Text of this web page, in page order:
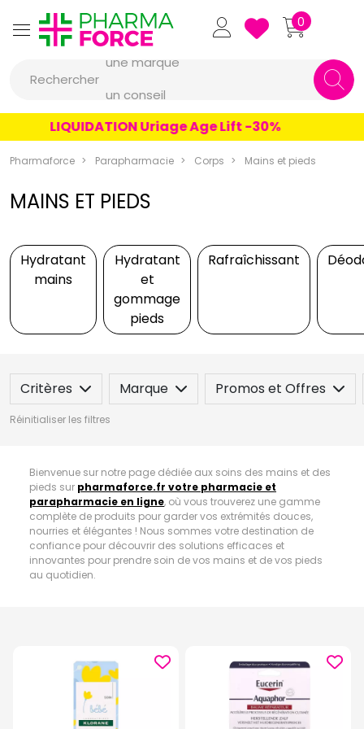
Pharmaforce Grande
0
Rechercher
une marque
un produit
une marque
LIQUIDATION Uriage Age Lift -30%
Pharmaforce Parapharmacie Corps Mains et pieds
MAINS ET PIEDS
Hydratant
mains
Hydratant
et
gommage
pieds
Rafraîchissant
Critères Marque Promos et Offres
Réinitialiser les filtres
Bienvenue sur notre page dédiée aux soins des mains et des
pieds sur pharmaforce.fr votre pharmacie et
parapharmacie en ligne, où vous trouverez une gamme
complète de produits pour garder vos extrémités douces,
nourries et élégantes ! Nous sommes votre destination de
confiance pour découvrir des solutions efficaces et
innovantes pour prendre soin de vos mains et de vos pieds
au quotidien.
dont vous avez besoin pour chouchouter vos mains et vos
Nos produits sont spécialement formulés avec des
ingrédients nourrissants et des actifs régénérants pour